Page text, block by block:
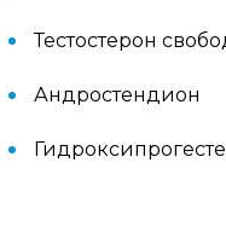
Тестостерон
Андростендион